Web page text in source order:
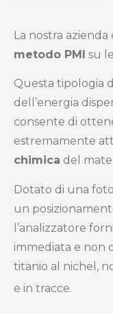
La nostra
metodo PMI su
Questa tipologia
dell’energia
consente di
estremamente
chimica del
Dotato di una
un
l’analizzatore
immediata e non
titanio al nichel,
e in tracce.